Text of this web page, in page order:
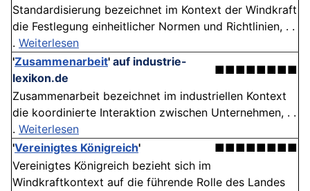
Standardisierung bezeichnet im Kontext der Windkraft
die Festlegung einheitlicher Normen und Richtlinien, . .
. Weiterlesen
'Zusammenarbeit' auf industrie-
lexikon.de
■■■■■■■■
Zusammenarbeit bezeichnet im industriellen Kontext
die koordinierte Interaktion zwischen Unternehmen, . .
. Weiterlesen
'Vereinigtes Königreich'
■■■■■■■■
Vereinigtes Königreich bezieht sich im
Windkraftkontext auf die führende Rolle des Landes